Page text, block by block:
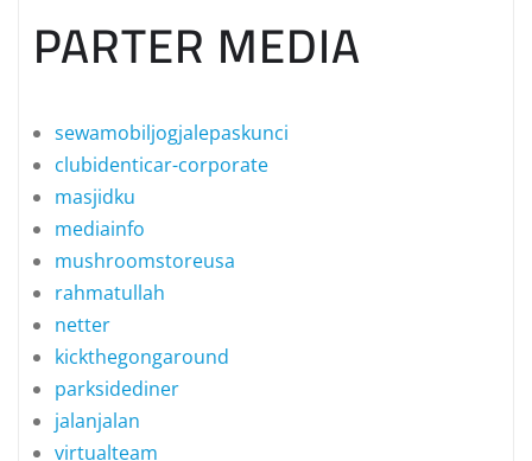
PARTER MEDIA
sewamobiljogjalepaskunci
clubidenticar-corporate
masjidku
mediainfo
mushroomstoreusa
rahmatullah
netter
kickthegongaround
parksidediner
jalanjalan
virtualteam